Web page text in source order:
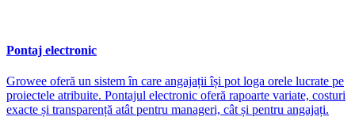
Pontaj electronic
Growee oferă un sistem în care angajații își pot loga orele lucrate pe
proiectele atribuite. Pontajul electronic oferă rapoarte variate, costuri
exacte și transparență atât pentru manageri, cât și pentru angajați.